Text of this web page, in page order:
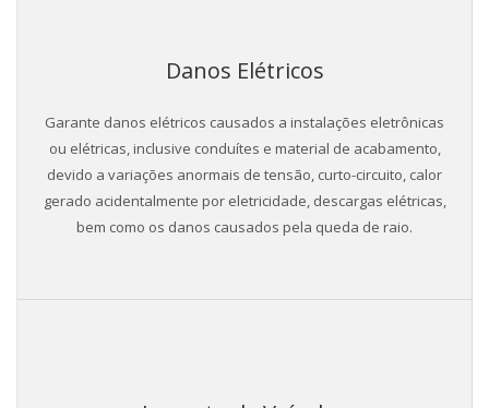
Danos Elétricos
Garante danos elétricos causados a instalações eletrônicas
ou elétricas, inclusive conduítes e material de acabamento,
devido a variações anormais de tensão, curto-circuito, calor
gerado acidentalmente por eletricidade, descargas elétricas,
bem como os danos causados pela queda de raio.